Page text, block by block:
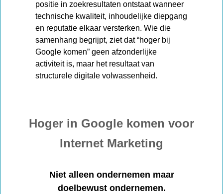
positie in zoekresultaten ontstaat wanneer
technische kwaliteit, inhoudelijke diepgang
en reputatie elkaar versterken. Wie die
samenhang begrijpt, ziet dat “hoger bij
Google komen” geen afzonderlijke
activiteit is, maar het resultaat van
structurele digitale volwassenheid.
Hoger in Google komen voor
Internet Marketing
Niet alleen ondernemen maar
doelbewust ondernemen.